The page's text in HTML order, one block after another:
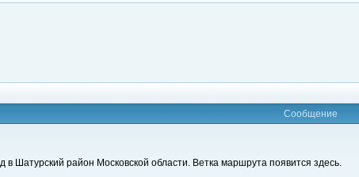
Сообщение
Шатурский район Московской области. Ветка маршрута появится здесь.